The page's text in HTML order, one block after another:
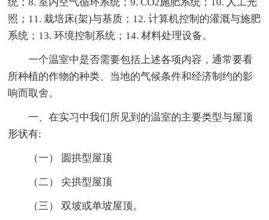
照；11. 栽培床(架)与基质；12. 计算机控制的灌溉与施肥
系统；13. 环境控制系统；14. 材料处理设备。
一个温室中是否需要包括上述各项内容，通常要看
所种植的作物的种类、当地的气候条件和经济制约的影
响而取舍。
一、在实习中我们所见到的温室的主要类型与屋顶
形状有:
（一） 圆拱型屋顶
（二） 尖拱型屋顶
（三） 双坡或单坡屋顶。